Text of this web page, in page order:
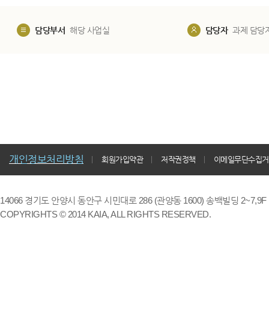
담당부서 해당 사업실 담당자 과제 담당
개인정보처리방침 회원가입약관 저작권정책 이메일무단수집
14066 경기도 안양시 동안구 시민대로 286 (관양동 1600) 송백빌딩
COPYRIGHTS © 2014 KAIA, ALL RIGHTS RESERVED.